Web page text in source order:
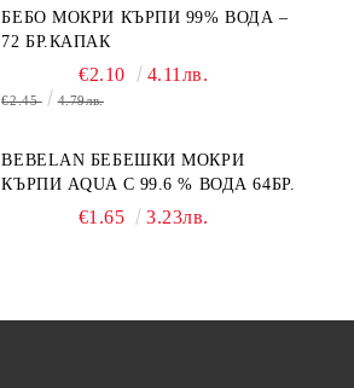
БЕБО МОКРИ КЪРПИ 99% ВОДА –
72 БР.КАПАК
€2.10 4.11лв.
€2.45 4.79лв.
BEBELAN БЕБЕШКИ МОКРИ
КЪРПИ AQUA С 99.6 % ВОДА 64БР.
€1.65 3.23лв.